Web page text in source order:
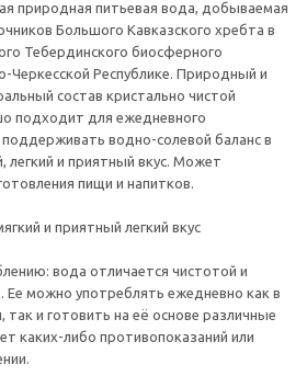
природная питьевая вода, добываемая
Большого Кавказского хребта в
Тебердинского биосферного
Черкесской Республике. Природный и
состав кристально чистой
подходит для ежедневного
водно-солевой баланс в
легкий и приятный вкус. Может
пищи и напитков.
и приятный легкий вкус
вода отличается чистотой и
Ее можно употреблять ежедневно как в
и готовить на её основе различные
каких-либо противопоказаний или